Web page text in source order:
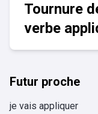
Tournure
verbe
Futur proche
je vais appliquer